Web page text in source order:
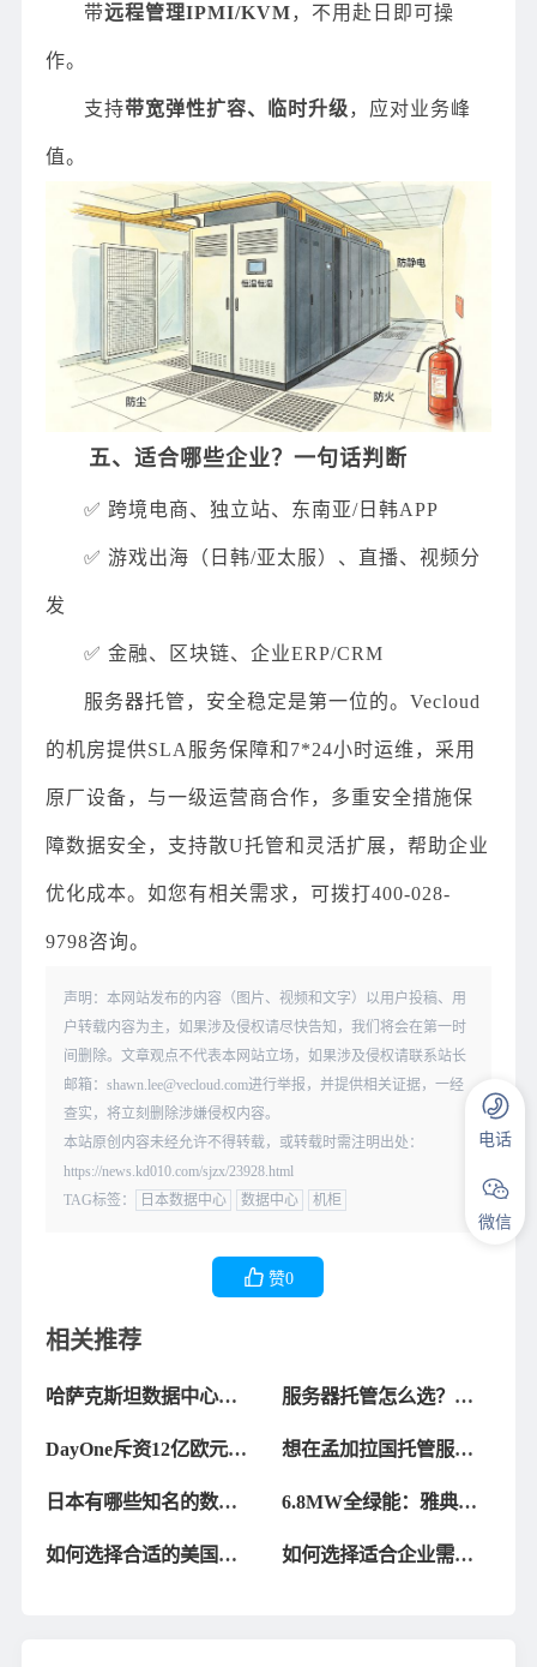
带远程管理IPMI/KVM，不用赴日即可操
作。
支持带宽弹性扩容、临时升级，应对业务峰
值。
五、适合哪些企业？一句话判断
✅ 跨境电商、独立站、东南亚/日韩APP
✅ 游戏出海（日韩/亚太服）、直播、视频分
发
✅ 金融、区块链、企业ERP/CRM
服务器托管，安全稳定是第一位的。Vecloud
的机房提供SLA服务保障和7*24小时运维，采用
原厂设备，与一级运营商合作，多重安全措施保
障数据安全，支持散U托管和灵活扩展，帮助企业
优化成本。如您有相关需求，可拨打400-028-
9798咨询。
声明：本网站发布的内容（图片、视频和文字）以用户投稿、用
户转载内容为主，如果涉及侵权请尽快告知，我们将会在第一时
间删除。文章观点不代表本网站立场，如果涉及侵权请联系站长
邮箱：shawn.lee@vecloud.com进行举报，并提供相关证据，一经
查实，将立刻删除涉嫌侵权内容。
本站原创内容未经允许不得转载，或转载时需注明出处：
https://news.kd010.com/sjzx/23928.html
TAG标签：
日本数据中心 数据中心 机柜
赞0
相关推荐
哈萨克斯坦数据中心服
谱？
服务器托管怎么选？为
数据中心
DayOne斥资12亿欧元在
想在孟加拉国托管服务
关注！
日本有哪些知名的数据
务？
6.8MW全绿能：雅典
数据中心
如何选择合适的美国数
如何选择适合企业需求
电话
微信